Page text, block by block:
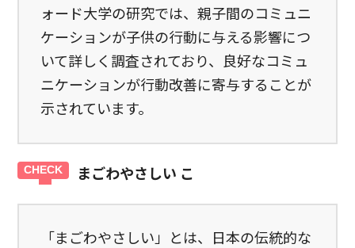
ォード大学の研究では、親子間のコミュニ
ケーションが子供の行動に与える影響につ
いて詳しく調査されており、良好なコミュ
ニケーションが行動改善に寄与することが
示されています。
まごわやさしい こ
「まごわやさしい」とは、日本の伝統的な